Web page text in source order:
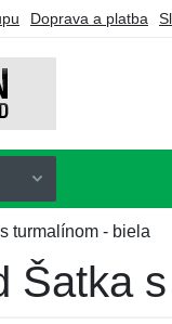
Doprava a platba
turmalínom - biela
Šatka